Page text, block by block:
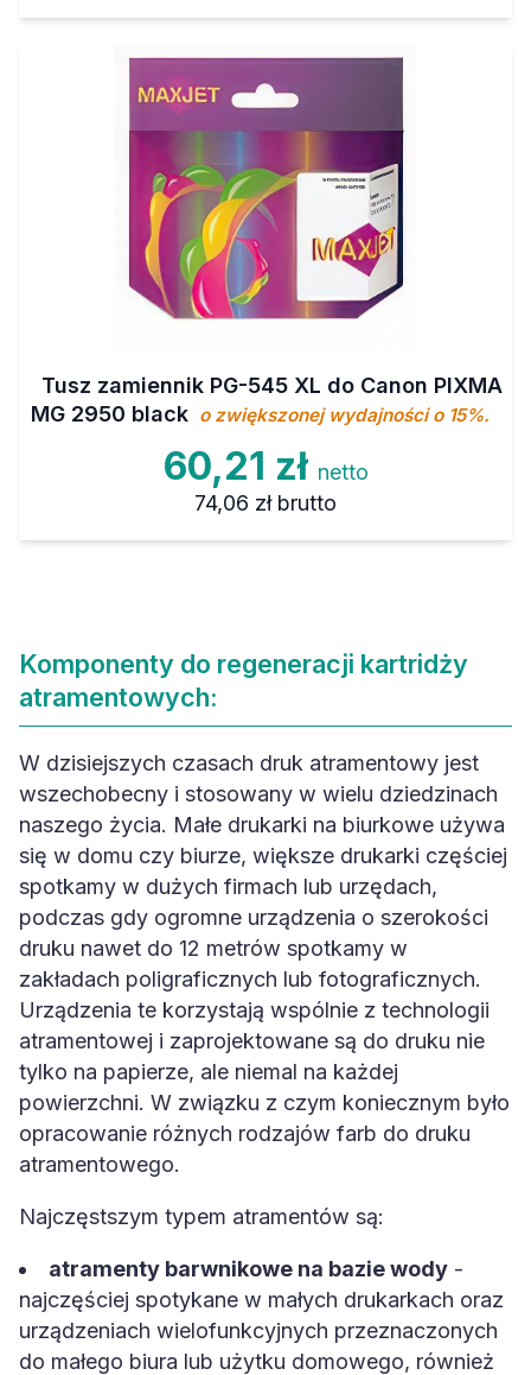
Tusz zamiennik PG-545 XL do Canon PIXMA
MG 2950 black o zwiększonej wydajności o 15%.
60,21 zł netto
74,06 zł brutto
Komponenty do regeneracji kartridży
atramentowych:
W dzisiejszych czasach druk atramentowy jest
wszechobecny i stosowany w wielu dziedzinach
naszego życia. Małe drukarki na biurkowe używa
się w domu czy biurze, większe drukarki częściej
spotkamy w dużych firmach lub urzędach,
podczas gdy ogromne urządzenia o szerokości
druku nawet do 12 metrów spotkamy w
zakładach poligraficznych lub fotograficznych.
Urządzenia te korzystają wspólnie z technologii
atramentowej i zaprojektowane są do druku nie
tylko na papierze, ale niemal na każdej
powierzchni. W związku z czym koniecznym było
opracowanie różnych rodzajów farb do druku
atramentowego.
Najczęstszym typem atramentów są:
atramenty barwnikowe na bazie wody -
najczęściej spotykane w małych drukarkach oraz
urządzeniach wielofunkcyjnych przeznaczonych
do małego biura lub użytku domowego, również